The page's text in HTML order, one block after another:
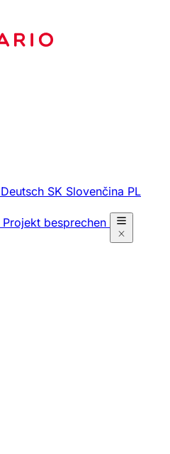
Deutsch SK Slovenčina PL
Projekt besprechen